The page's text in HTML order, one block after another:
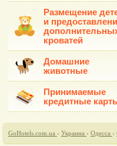
Размещение
и
кроватей
Домашние
животные
Принимаемые
кредитные
GoHotels.com.ua › Украина › Одесса ›